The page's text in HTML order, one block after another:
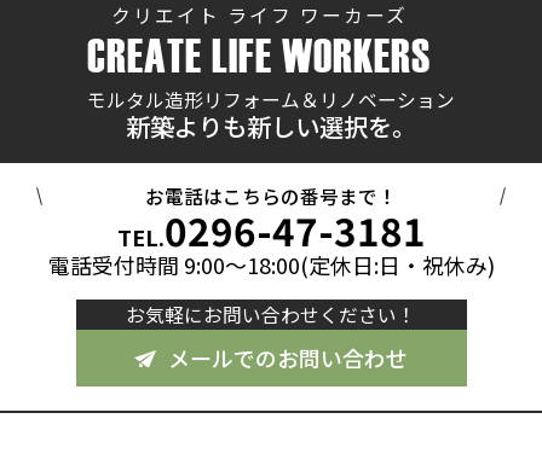
クリエイト ライフ ワーカーズ
CREATE LIFE WORKERS
モルタル造形リフォーム＆リノベーション
新築よりも新しい選択を。
お電話はこちらの番号まで！
TEL.0296-47-3181
電話受付時間 9:00～18:00(定休日:日・祝休み)
お気軽にお問い合わせください！
メールでのお問い合わせ